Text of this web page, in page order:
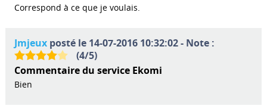
Correspond à ce que je voulais.
Jmjeuxposté le 14-07-2016 10:32:02 - Note :
(4/5)
Commentaire du service Ekomi
Bien